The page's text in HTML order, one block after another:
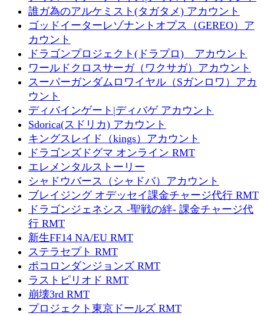
誰ガ為のアルケミスト(タガタメ) アカウント
ゴッドイーターレゾナントオプス（GEREO）ア
カウント
ドラゴンプロジェクト(ドラプロ) アカウント
ワールドクロスサーガ（ワクサガ）アカウント
スーパーガンダムロワイヤル（Sガンロワ）アカ
ウント
ディバインゲート|ディバゲ アカウント
Sdorica(スドリカ) アカウント
キングスレイド（kings）アカウント
ドラゴンズドグマ オンライン RMT
エレメンタルストーリー
シャドウバース（シャドバ）アカウント
ブレイジング オデッセイ課金チャージ代行 RMT
ドラゴンジェネシス -聖戦の絆- 課金チャージ代
行 RMT
新生FF14 NA/EU RMT
ステラセプト RMT
ポコロンダンジョンズ RMT
ラストピリオド RMT
崩壊3rd RMT
プロジェクト東京ドールズ RMT